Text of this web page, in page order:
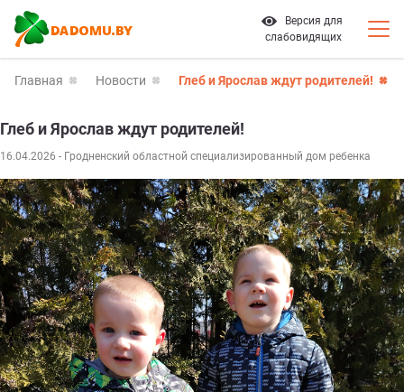
Версия для
слабовидящих
Главная Новости Глеб и Ярослав ждут родителей!
Глеб и Ярослав ждут родителей!
16.04.2026 - Гродненский областной специализированный дом ребенка